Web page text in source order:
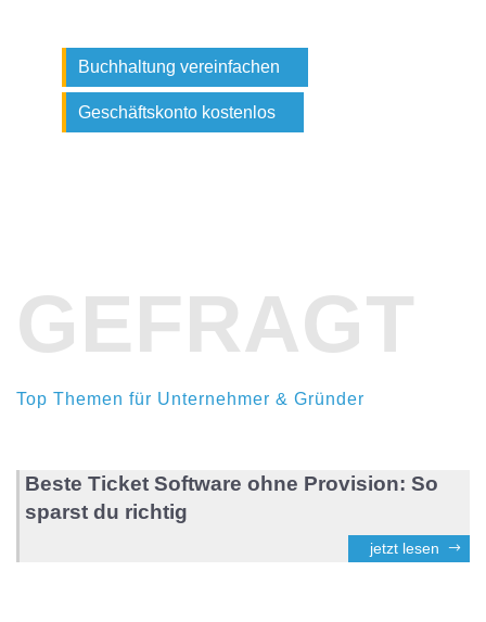
Buchhaltung vereinfachen
Geschäftskonto kostenlos
GEFRAGT
Top Themen für Unternehmer & Gründer
Beste Ticket Software ohne Provision: So
sparst du richtig
jetzt lesen